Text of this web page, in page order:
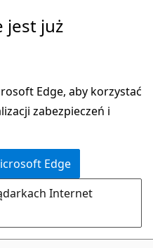
jest już
Edge, aby korzystać
zabezpieczeń i
Edge
Internet